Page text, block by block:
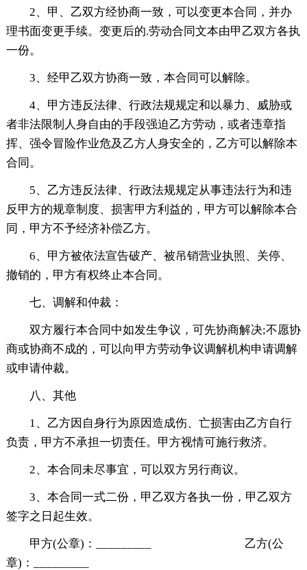
2、甲、乙双方经协商一致，可以变更本合同，并办
理书面变更手续。变更后的.劳动合同文本由甲乙双方各执
一份。
3、经甲乙双方协商一致，本合同可以解除。
4、甲方违反法律、行政法规规定和以暴力、威胁或
者非法限制人身自由的手段强迫乙方劳动，或者违章指
挥、强令冒险作业危及乙方人身安全的，乙方可以解除本
合同。
5、乙方违反法律、行政法规规定从事违法行为和违
反甲方的规章制度、损害甲方利益的，甲方可以解除本合
同，甲方不予经济补偿乙方。
6、甲方被依法宣告破产、被吊销营业执照、关停、
撤销的，甲方有权终止本合同。
七、调解和仲裁：
双方履行本合同中如发生争议，可先协商解决;不愿协
商或协商不成的，可以向甲方劳动争议调解机构申请调解
或申请仲裁。
八、其他
1、乙方因自身行为原因造成伤、亡损害由乙方自行
负责，甲方不承担一切责任。甲方视情可施行救济。
2、本合同未尽事宜，可以双方另行商议。
3、本合同一式二份，甲乙双方各执一份，甲乙双方
签字之日起生效。
甲方(公章)：_________ 乙方(公
章)：_________